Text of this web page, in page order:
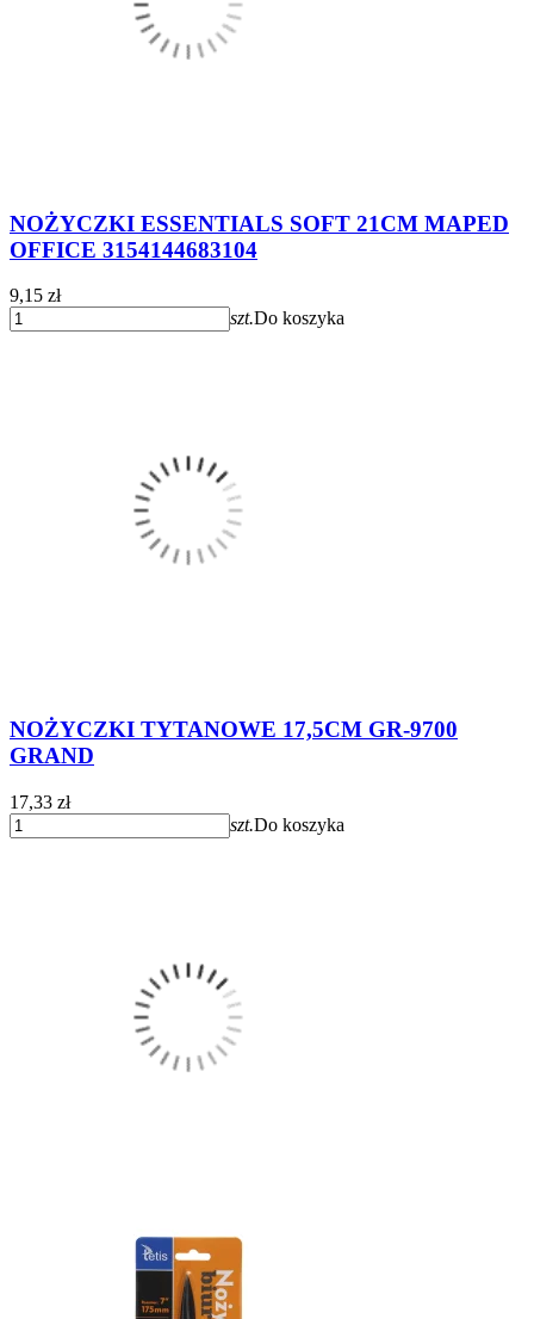
NOŻYCZKI ESSENTIALS SOFT 21CM MAPED
OFFICE 3154144683104
9,15 zł
szt.Do koszyka
NOŻYCZKI TYTANOWE 17,5CM GR-9700
GRAND
17,33 zł
szt.Do koszyka